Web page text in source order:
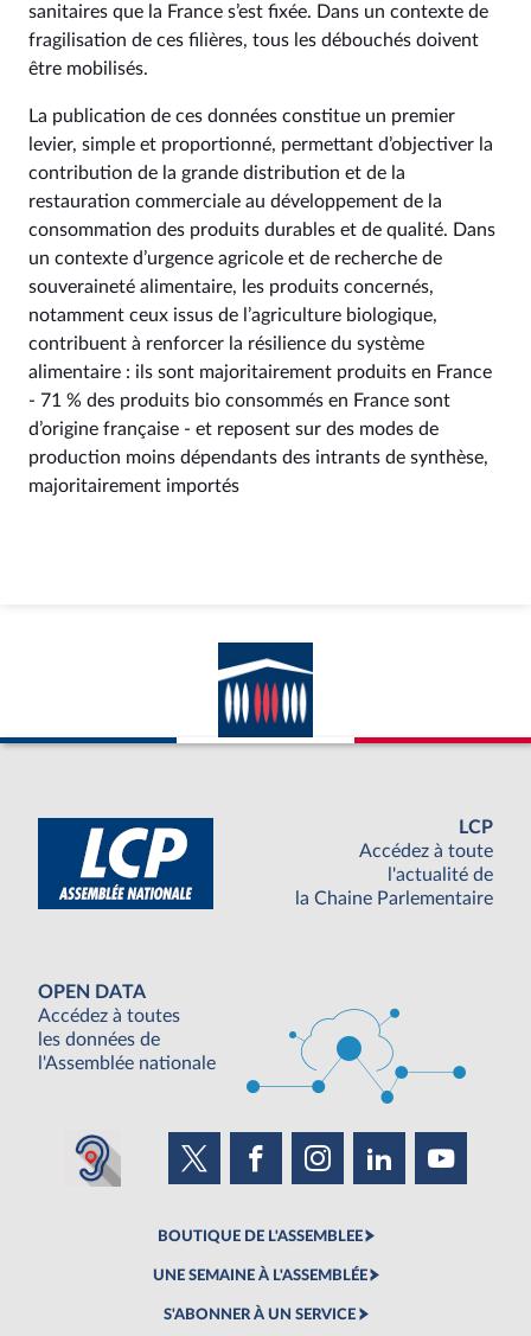
sanitaires que la France s’est fixée. Dans un contexte de
fragilisation de ces filières, tous les débouchés doivent
être mobilisés.
La publication de ces données constitue un premier
levier, simple et proportionné, permettant d’objectiver la
contribution de la grande distribution et de la
restauration commerciale au développement de la
consommation des produits durables et de qualité. Dans
un contexte d’urgence agricole et de recherche de
souveraineté alimentaire, les produits concernés,
notamment ceux issus de l’agriculture biologique,
contribuent à renforcer la résilience du système
alimentaire : ils sont majoritairement produits en France
- 71 % des produits bio consommés en France sont
d’origine française - et reposent sur des modes de
production moins dépendants des intrants de synthèse,
majoritairement importés
LCP
Accédez à toute
l'actualité de
la Chaine Parlementaire
OPEN DATA
Accédez à toutes
les données de
l'Assemblée nationale
BOUTIQUE DE L'ASSEMBLEE
UNE SEMAINE À L'ASSEMBLÉE
S'ABONNER À UN SERVICE